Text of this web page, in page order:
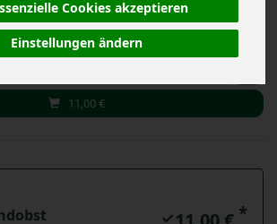
Cookies akzeptieren
Einstellungen ändern
Handobst
11,00 €
*